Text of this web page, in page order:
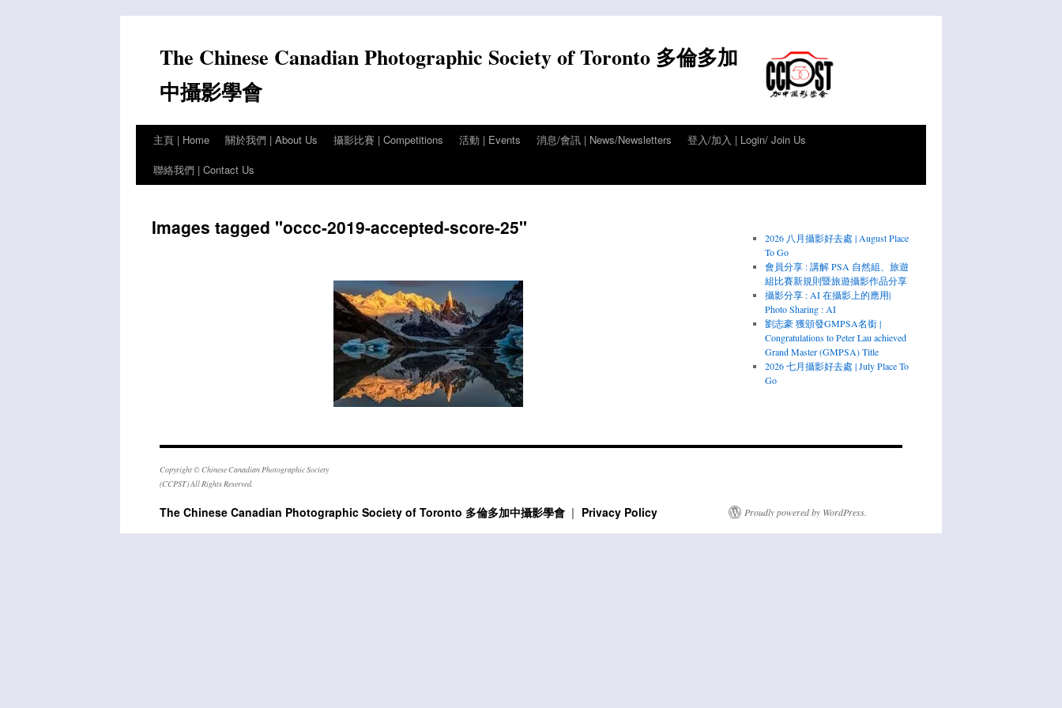
contentThe Chinese Canadian Photographic Society of Toronto 多倫多加
中攝影學會
主頁 | Home 關於我們 | About Us 攝影比賽 | Competitions 活動 | Events 消息/會訊 | News/Newsletters
登入/加入 | Login/ Join Us
聯絡我們 | Contact Us
Images tagged "occc-2019-accepted-score-25"
2026 八月攝影好去處 | August Place
To Go
會員分享 : 講解 PSA 自然組、旅遊
組比賽新規則暨旅遊攝影作品分享
攝影分享 : AI 在攝影上的應用|
Photo Sharing : AI
劉志豪 獲頒發GMPSA名銜 |
Congratulations to Peter Lau achieved
Grand Master (GMPSA) Title
2026 七月攝影好去處 | July Place To
Go
Copyright © Chinese Canadian Photographic Society
(CCPST) All Rights Reserved.
The Chinese Canadian Photographic Society of Toronto 多倫多加中攝影學會 Privacy Policy Proudly powered by WordPress.